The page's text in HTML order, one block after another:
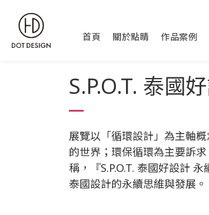
首頁 關於點睛 作品案例
S.P.O.T. 泰國
展覽以「循環設計」為主軸
的世界；環保循環為主要訴
稱，『S.P.O.T. 泰國好設計
泰國設計的永續思維與發展。